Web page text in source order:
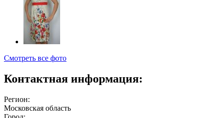
Смотреть все фото
Контактная информация:
Регион:
Московская область